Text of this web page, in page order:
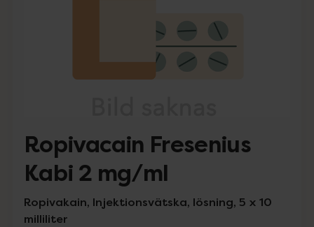
Ropivacain Fresenius
Kabi 2 mg/ml
Ropivakain, Injektionsvätska, lösning, 5 x 10
milliliter